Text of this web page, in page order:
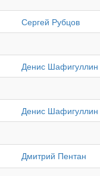
Сергей Рубцов
Денис Шафигуллин
Денис Шафигуллин
Дмитрий Пентан